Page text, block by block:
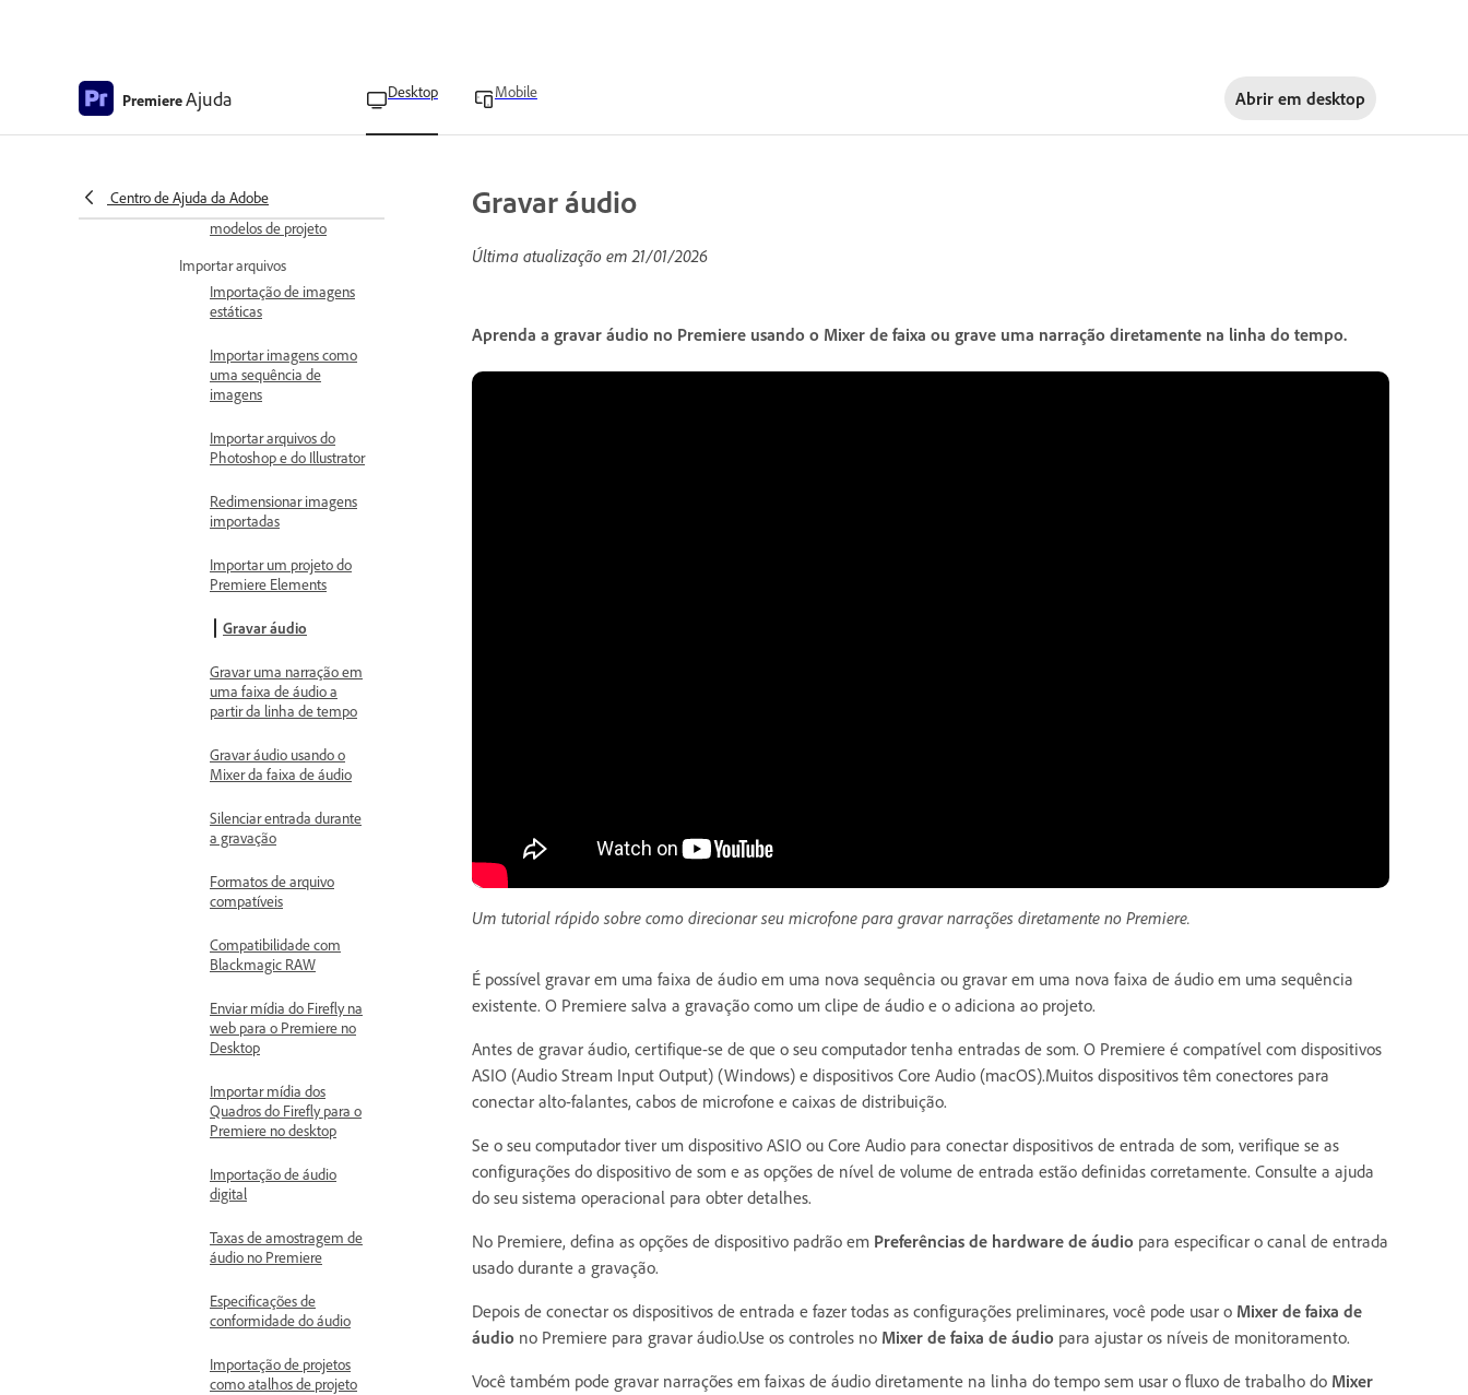
PremiereAjuda Desktop Mobile Abrir em desktop
Centro de Ajuda da Adobe
vários projetos abertos
Criar seus próprios
modelos de projeto
Importar arquivos
Importação de imagens
estáticas
Importar imagens como
uma sequência de
imagens
Importar arquivos do
Photoshop e do Illustrator
Redimensionar imagens
importadas
Importar um projeto do
Premiere Elements
Gravar áudio
Gravar uma narração em
uma faixa de áudio a
partir da linha de tempo
Gravar áudio usando o
Mixer da faixa de áudio
Silenciar entrada durante
a gravação
Formatos de arquivo
compatíveis
Compatibilidade com
Blackmagic RAW
Enviar mídia do Firefly na
web para o Premiere no
Desktop
Importar mídia dos
Quadros do Firefly para o
Premiere no desktop
Importação de áudio
digital
Taxas de amostragem de
áudio no Premiere
Especificações de
conformidade do áudio
Importação de projetos
como atalhos de projeto
Gravar áudio
Última atualização em21/01/2026
Aprenda a gravar áudio no Premiere usando o Mixer de faixa ou grave uma narração diretamente na linha do tempo.
Um tutorial rápido sobre como direcionar seu microfone para gravar narrações diretamente no Premiere.
É possível gravar em uma faixa de áudio em uma nova sequência ou gravar em uma nova faixa de áudio em uma sequência
existente. O Premiere salva a gravação como um clipe de áudio e o adiciona ao projeto.
Antes de gravar áudio, certifique-se de que o seu computador tenha entradas de som. O Premiere é compatível com dispositivos
ASIO (Audio Stream Input Output) (Windows) e dispositivos Core Audio (macOS).Muitos dispositivos têm conectores para
conectar alto-falantes, cabos de microfone e caixas de distribuição.
Se o seu computador tiver um dispositivo ASIO ou Core Audio para conectar dispositivos de entrada de som, verifique se as
configurações do dispositivo de som e as opções de nível de volume de entrada estão definidas corretamente. Consulte a ajuda
do seu sistema operacional para obter detalhes.
No Premiere, defina as opções de dispositivo padrão em Preferências de hardware de áudio para especificar o canal de entrada
usado durante a gravação.
Depois de conectar os dispositivos de entrada e fazer todas as configurações preliminares, você pode usar o Mixer de faixa de
áudio no Premiere para gravar áudio.Use os controles no Mixer de faixa de áudio para ajustar os níveis de monitoramento.
Você também pode gravar narrações em faixas de áudio diretamente na linha do tempo sem usar o fluxo de trabalho do Mixer